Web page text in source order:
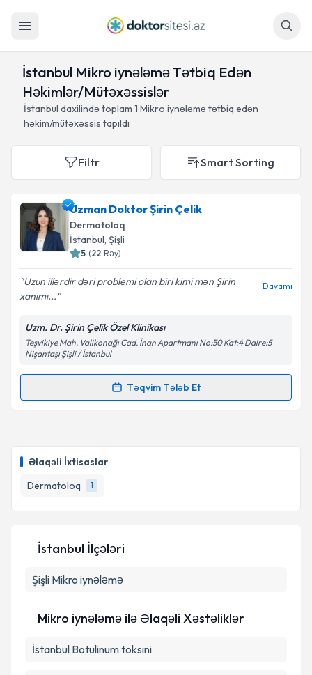
İstanbul Mikro iynələmə Tətbiq Edən
Həkimlər/Mütəxəssislər
İstanbul daxilində toplam 1 Mikro iynələmə tətbiq edən
həkim/mütəxəssis tapıldı
Əlaqəli İxtisaslar
Dermatoloq
1
Filtr Smart Sorting
Uzman Doktor Şirin Çelik
Dermatoloq
İstanbul, Şişli
5 (22 Rəy)
Uzun illərdir dəri problemi olan biri kimi mən Şirin
xanımı...
Davamı
Uzm. Dr. Şirin Çelik Özel Klinikası
Teşvikiye Mah. Valikonağı Cad. İnan Apartmanı No:50 Kat:4 Daire:5
Nişantaşı Şişli / İstanbul
Təqvim Tələb Et
Randevu Təqvimi Tələbi
təqvimi tələbi yaradın. Bu mütəxəssisdən randevu ala
biləcəyiniz təqvim hazır olduqda e-poçt ilə
məlumatlandırılacaqsınız.
E-poçt Ünvanınız
Şəxsi məlumatlarımın emal edilməsinə dair
edilməsinə razılıq verirəm.
İstanbul İlçələri
Şişli Mikro iynələmə
Mikro iynələmə ilə Əlaqəli Xəstəliklər
İstanbul Botulinum toksini